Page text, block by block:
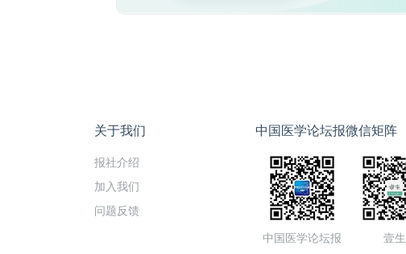
关于我们
报社介绍
加入我们
问题反馈
中国医学论坛报微信矩阵
中国医学论坛报 壹生